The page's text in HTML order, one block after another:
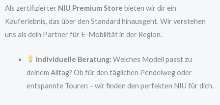
Als zertifizierter NIU Premium Store bieten wir dir ein
Kauferlebnis, das über den Standard hinausgeht. Wir verstehen
uns als dein Partner für E-Mobilität in der Region.
Individuelle Beratung: Welches Modell passt zu
deinem Alltag? Ob für den täglichen Pendelweg oder
entspannte Touren – wir finden den perfekten NIU für dich.